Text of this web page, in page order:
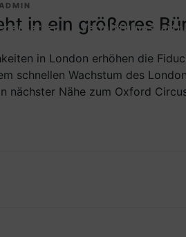
in ein größeres
in London erhöhen die
schnellen Wachstum des
nächster Nähe zum Oxford